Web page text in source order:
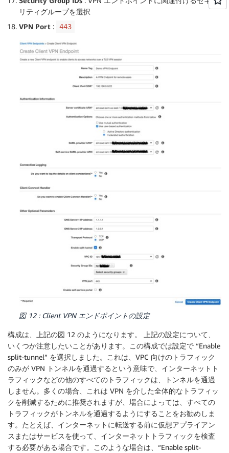
リティグループを選択
VPN Port : 443
図 12 : Client VPN エンドポイントの設定
構成は、上記の図 12 のようになります。 上記の設定について、
いくつか注意したいことがあります。この構成では設定で “Enable
split-tunnel” を選択しました。これは、VPC 向けのトラフィック
のみが VPN トンネルを通過するという意味で、インターネットト
ラフィックなどの他のすべてのトラフィックは、トンネルを通過
しません。多くの場合、これは VPN を介した全体的なトラフィッ
クを削減するために推奨されますが、場合によっては、すべての
トラフィックがトンネルを通過するようにすることをお勧めしま
す。たとえば、インターネットに転送する前に仮想アプライアン
スまたはサービスを使って、インターネットトラフィックを検査
する必要がある場合です。このような場合は、“Enable split-